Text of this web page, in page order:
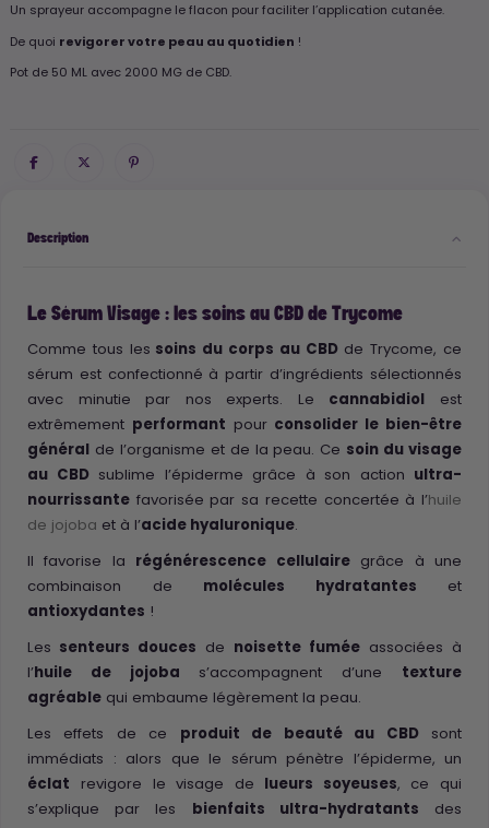
Un sprayeur accompagne le flacon pour faciliter l’application cutanée.
De quoi revigorer votre peau au quotidien !
Pot de 50 ML avec 2000 MG de CBD.
Description
Le Sérum Visage : les soins au CBD de Trycome
Comme tous les soins du corps au CBDde Trycome, ce
sérum est confectionné à partir d’ingrédients sélectionnés
avec minutie par nos experts. Le cannabidiol est
extrêmement performant pour consolider le bien-être
général de l’organisme et de la peau. Ce soin du visage
au CBDsublime l’épiderme grâce à son action ultra-
nourrissante favorisée par sa recette concertée à l’huile
de jojoba et à l’acide hyaluronique.
Il favorise la régénérescence cellulairegrâce à une
combinaison de molécules hydratantes et
antioxydantes !
Les senteurs douces de noisette fumée associées à
l’huile de jojoba s’accompagnent d’une texture
agréable qui embaume légèrement la peau.
Les effets de ce produit de beauté au CBDsont
immédiats : alors que le sérum pénètre l’épiderme, un
éclat revigore le visage de lueurs soyeuses, ce qui
s’explique par les bienfaits ultra-hydratants des